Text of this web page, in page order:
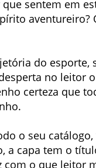
sentem em
do esporte,
no leitor
certeza que
o seu
a capa tem o
o que leitor